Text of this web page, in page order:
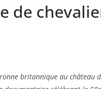
de
britannique au château